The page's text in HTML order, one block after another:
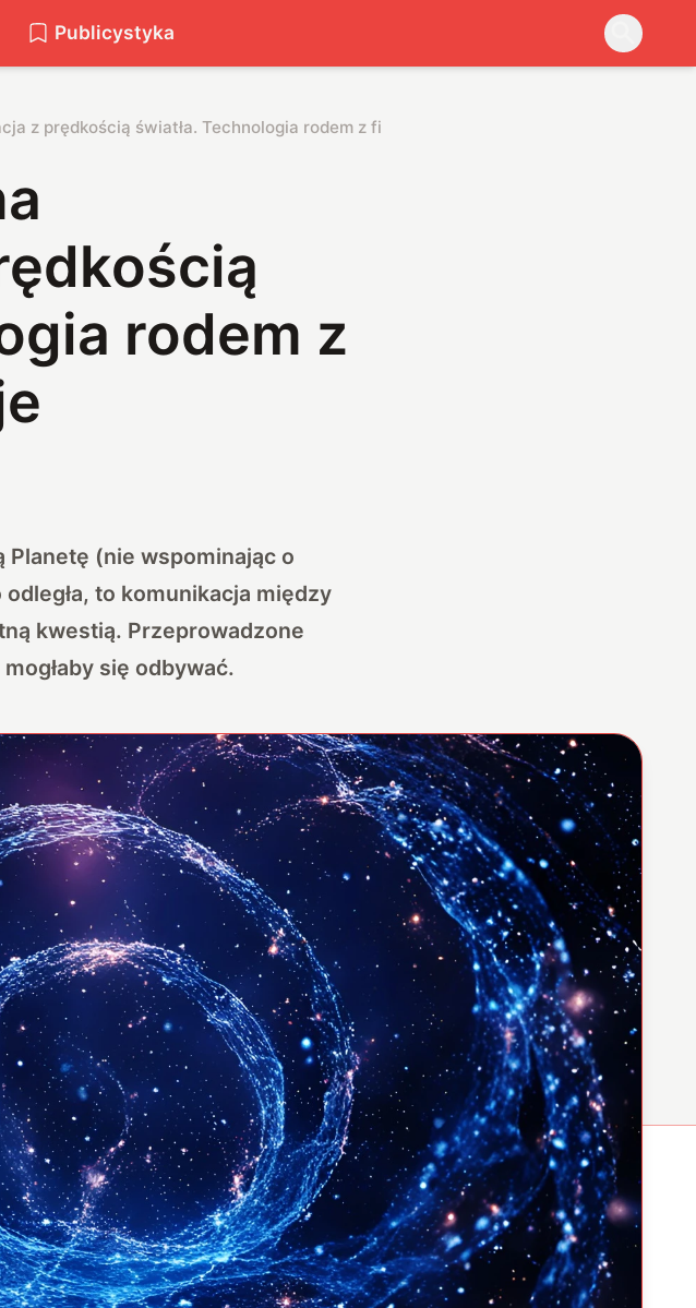
Publicystyka
z prędkością światła. Technologia rodem z filmów już istnieje
rodem z
Planetę (nie wspominając o
to komunikacja między
kwestią. Przeprowadzone
się odbywać.